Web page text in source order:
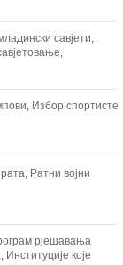
савјети,
,
, Избор спортисте
, Ратни војни
рјешавања
, Институције које